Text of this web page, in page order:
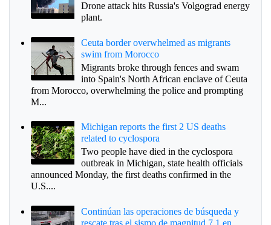
Drone attack hits Russia's Volgograd energy
plant.
Ceuta border overwhelmed as migrants
swim from Morocco
Migrants broke through fences and swam
into Spain's North African enclave of Ceuta
from Morocco, overwhelming the police and prompting
M...
Michigan reports the first 2 US deaths
related to cyclospora
Two people have died in the cyclospora
outbreak in Michigan, state health officials
announced Monday, the first deaths confirmed in the
U.S....
Continúan las operaciones de búsqueda y
rescate tras el sismo de magnitud 7.1 en